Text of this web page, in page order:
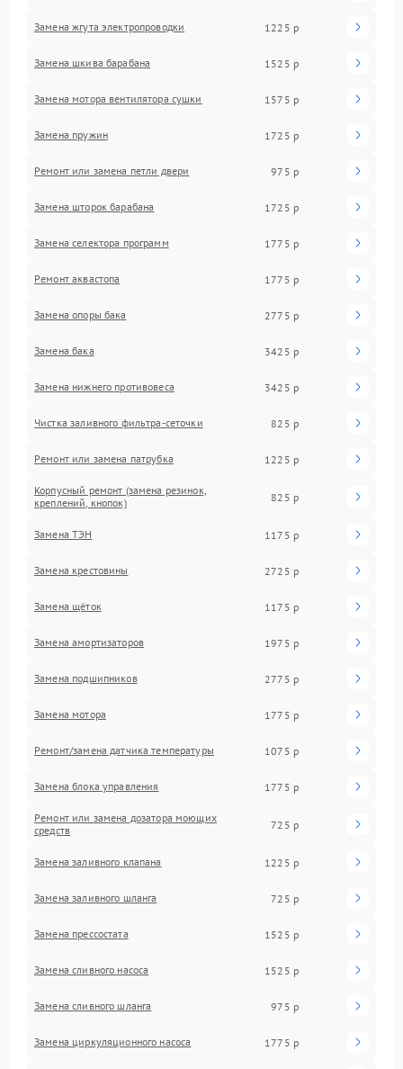
Замена жгута электропроводки 1225 р
Замена шкива барабана 1525 р
Замена мотора вентилятора сушки 1575 р
Замена пружин 1725 р
Ремонт или замена петли двери 975 р
Замена шторок барабана 1725 р
Замена селектора программ 1775 р
Ремонт аквастопа 1775 р
Замена опоры бака 2775 р
Замена бака 3425 р
Замена нижнего противовеса 3425 р
Чистка заливного фильтра-сеточки 825 р
Ремонт или замена патрубка 1225 р
Корпусный ремонт (замена резинок,
креплений, кнопок)
825 р
Замена ТЭН 1175 р
Замена крестовины 2725 р
Замена щёток 1175 р
Замена амортизаторов 1975 р
Замена подшипников 2775 р
Замена мотора 1775 р
Ремонт/замена датчика температуры 1075 р
Замена блока управления 1775 р
Ремонт или замена дозатора моющих
средств
725 р
Замена заливного клапана 1225 р
Замена заливного шланга 725 р
Замена прессостата 1525 р
Замена сливного насоса 1525 р
Замена сливного шланга 975 р
Замена циркуляционного насоса 1775 р